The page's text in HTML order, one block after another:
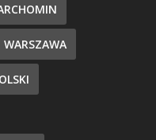
WARSZAWA